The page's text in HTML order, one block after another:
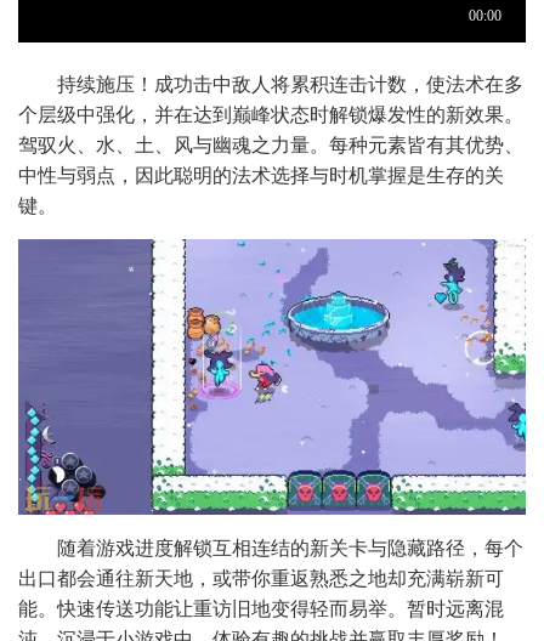
持续施压！成功击中敌人将累积连击计数，使法术在多
个层级中强化，并在达到巅峰状态时解锁爆发性的新效果。
驾驭火、水、土、风与幽魂之力量。每种元素皆有其优势、
中性与弱点，因此聪明的法术选择与时机掌握是生存的关
键。
随着游戏进度解锁互相连结的新关卡与隐藏路径，每个
出口都会通往新天地，或带你重返熟悉之地却充满崭新可
能。快速传送功能让重访旧地变得轻而易举。暂时远离混